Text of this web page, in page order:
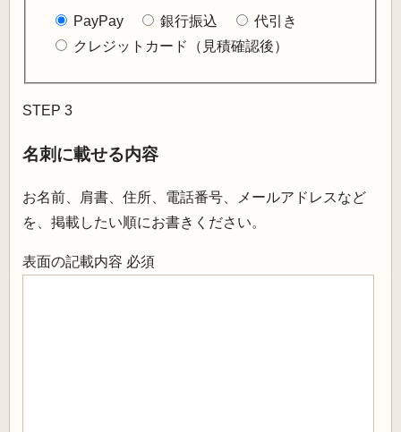
PayPay 銀行振込
代引き
クレジットカード（見積確認後）
STEP 3
名刺に載せる内容
お名前、肩書、住所、電話番号、メールアドレスなど
を、掲載したい順にお書きください。
表面の記載内容 必須